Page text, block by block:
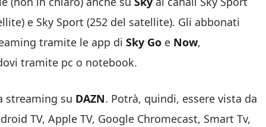
e Sky Sport (252 del satellite). Gli abbonati
tramite le app di Sky Go e Now,
tramite pc o notebook.
streaming su DAZN. Potrà, quindi, essere vista da
TV, Apple TV, Google Chromecast, Smart Tv,